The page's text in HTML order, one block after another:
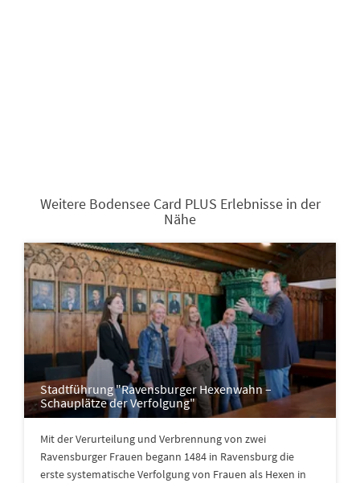
Weitere Bodensee Card PLUS Erlebnisse in der
Nähe
Stadtführung "Ravensburger Hexenwahn –
Schauplätze der Verfolgung"
Mit der Verurteilung und Verbrennung von zwei
Ravensburger Frauen begann 1484 in Ravensburg die
erste systematische Verfolgung von Frauen als Hexen in